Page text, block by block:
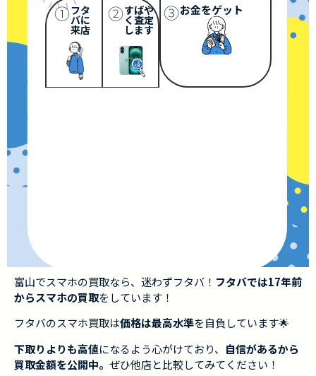
①フタ
バに
来店
②すばや
く査定
します
③お金をゲット
富山でスマホの買取なら、迷わずフタバ！ フタバでは17年前
からスマホの買取をしています！
フタバのスマホ買取は価格は最高水準を自負しています🌟
下取りよりも高値になるよう心がけており、 自信があるから
買取金額を公開中。 ぜひ他店と比較してみてください！